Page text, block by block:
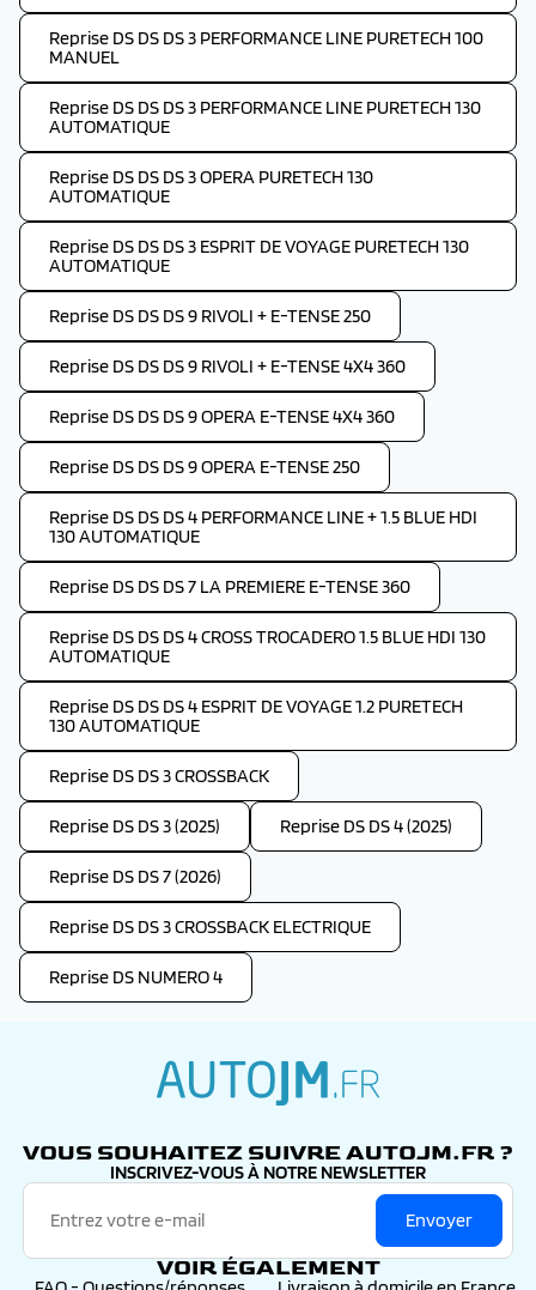
Reprise DS DS DS 3 PERFORMANCE LINE PURETECH 100
MANUEL
Reprise DS DS DS 3 PERFORMANCE LINE PURETECH 130
AUTOMATIQUE
Reprise DS DS DS 3 OPERA PURETECH 130
AUTOMATIQUE
Reprise DS DS DS 3 ESPRIT DE VOYAGE PURETECH 130
AUTOMATIQUE
Reprise DS DS DS 9 RIVOLI + E-TENSE 250
Reprise DS DS DS 9 RIVOLI + E-TENSE 4X4 360
Reprise DS DS DS 9 OPERA E-TENSE 4X4 360
Reprise DS DS DS 9 OPERA E-TENSE 250
Reprise DS DS DS 4 PERFORMANCE LINE + 1.5 BLUE HDI
130 AUTOMATIQUE
Reprise DS DS DS 7 LA PREMIERE E-TENSE 360
Reprise DS DS DS 4 CROSS TROCADERO 1.5 BLUE HDI 130
AUTOMATIQUE
Reprise DS DS DS 4 ESPRIT DE VOYAGE 1.2 PURETECH
130 AUTOMATIQUE
Reprise DS DS 3 CROSSBACK
Reprise DS DS 3 (2025) Reprise DS DS 4 (2025)
Reprise DS DS 7 (2026)
Reprise DS DS 3 CROSSBACK ELECTRIQUE
Reprise DS NUMERO 4
VOUS SOUHAITEZ SUIVRE AUTOJM.FR ?
INSCRIVEZ-VOUS À NOTRE NEWSLETTER
Envoyer
VOIR ÉGALEMENT